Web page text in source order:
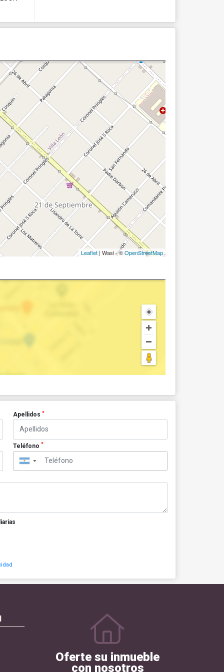
Leaflet | Wasi - ©OpenStreetMap
Apellidos *
Teléfono *
▼
Oferte su inmueble
con nosotros